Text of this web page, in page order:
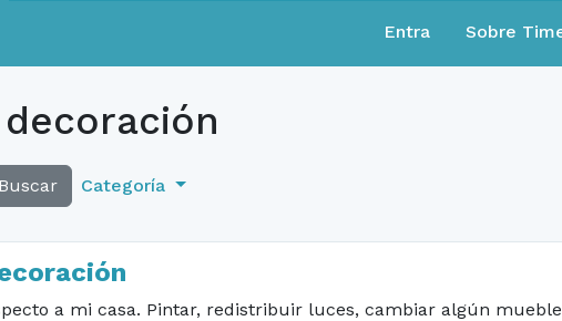
Entra Sobre
decoración
Buscar Categoría
a mi casa. Pintar, redistribuir luces, cambiar algún